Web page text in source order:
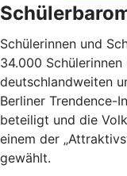
Schülerinnen und
34.000
deutschlandweiten
Berliner Trendence-
beteiligt und die
einem der
gewählt.